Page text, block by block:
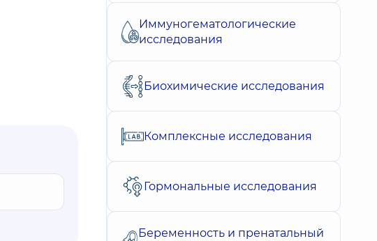
Иммуногематологические
исследования
Биохимические исследования
Комплексные исследования
Гормональные исследования
Беременность и пренатальный